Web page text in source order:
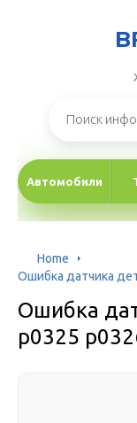
Автомобили
Home
Ошибка датчика
Ошибка
p0325